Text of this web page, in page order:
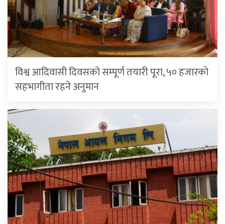
विश्व आदिवासी दिवसको सम्पूर्ण तयारी पूरा, ५० हजारको
सहभागीता रहने अनुमान